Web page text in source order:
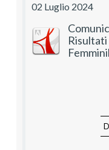
02 Luglio 2024